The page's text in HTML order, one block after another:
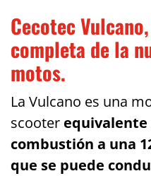
Cecotec
completa de la
motos.
La Vulcano es una
scooter
combustión a una
que se puede